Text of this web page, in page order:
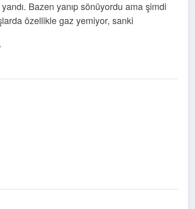
Bazen yanıp sönüyordu ama şimdi
özellikle gaz yemiyor, sanki